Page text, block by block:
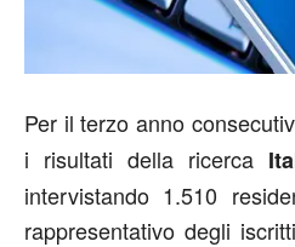
Per il terzo anno
i risultati della ricerca
intervistando 1.510
rappresentativo degli